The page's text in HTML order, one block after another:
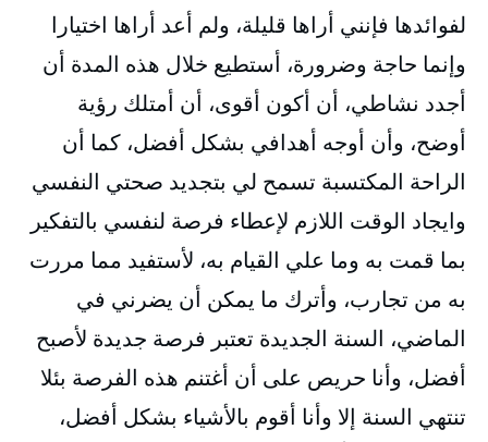
لفوائدها فإنني أراها قليلة، ولم أعد أراها اختيارا
وإنما حاجة وضرورة، أستطيع خلال هذه المدة أن
أجدد نشاطي، أن أكون أقوى، أن أمتلك رؤية
أوضح، وأن أوجه أهدافي بشكل أفضل، كما أن
الراحة المكتسبة تسمح لي بتجديد صحتي النفسي
وايجاد الوقت اللازم لإعطاء فرصة لنفسي بالتفكير
بما قمت به وما علي القيام به، لأستفيد مما مررت
به من تجارب، وأترك ما يمكن أن يضرني في
الماضي، السنة الجديدة تعتبر فرصة جديدة لأصبح
أفضل، وأنا حريص على أن أغتنم هذه الفرصة بئلا
تنتهي السنة إلا وأنا أقوم بالأشياء بشكل أفضل،